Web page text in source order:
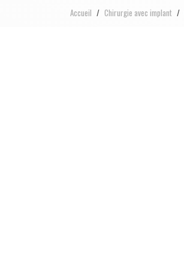
Accueil Chirurgie avec implant